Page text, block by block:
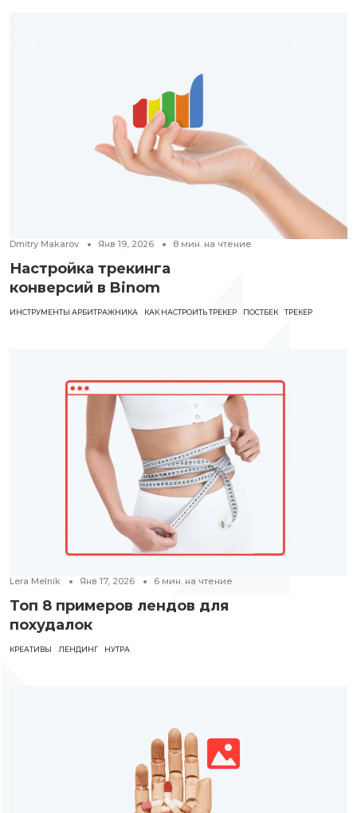
Dmitry Makarov Янв 19, 2026 8 мин. на чтение
Настройка трекинга
конверсий в Binom
ИНСТРУМЕНТЫ АРБИТРАЖНИКА КАК НАСТРОИТЬ ТРЕКЕР ПОСТБЕК ТРЕКЕР
Lera Melnik Янв 17, 2026 6 мин. на чтение
Топ 8 примеров лендов для
похудалок
КРЕАТИВЫ ЛЕНДИНГ НУТРА